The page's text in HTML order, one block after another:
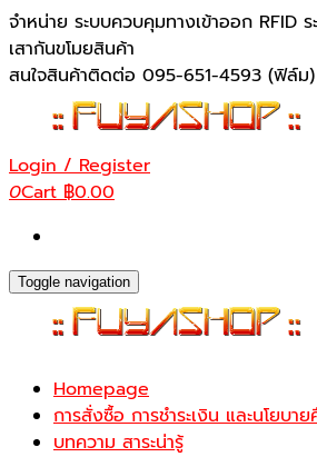
Skip
to
the
content
จำหน่าย ระบบควบคุมทางเข้าออก RFID
เสากันขโมยสินค้า
สนใจสินค้าติดต่อ 095-651-4593 (ฟิล์ม)
Login / Register
0Cart฿0.00
Toggle navigation
Homepage
การสั่งซื้อ การชำระเงิน และนโยบา
บทความ สาระน่ารู้